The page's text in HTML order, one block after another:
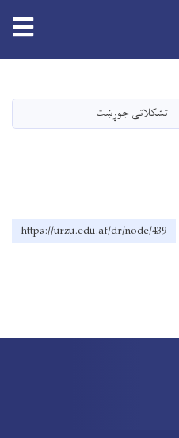
main
content
تشکلاتی جوړښت
https://urzu.edu.af/dr/node/439